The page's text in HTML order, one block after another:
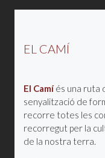
EL CAMÍ
El Camíés una ruta
senyalització de
recorre totes les
recorregut per la
de la nostra terra.